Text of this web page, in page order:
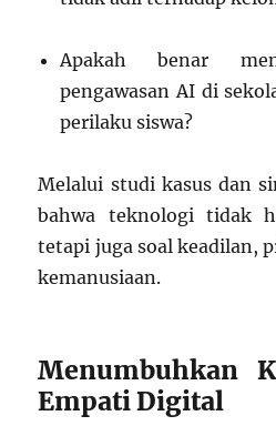
Apakah benar
pengawasan AI di
perilaku siswa?
Melalui studi kasus dan
bahwa teknologi tidak
tetapi juga soal keadilan,
kemanusiaan.
Menumbuhkan
Empati Digital